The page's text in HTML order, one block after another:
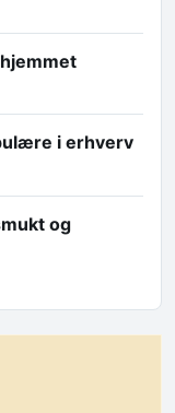
i erhverv
og